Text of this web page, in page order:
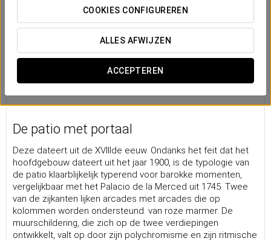
COOKIES CONFIGUREREN
ALLES AFWIJZEN
ACCEPTEREN
De patio met portaal
Deze dateert uit de XVIIIde eeuw. Ondanks het feit dat het
hoofdgebouw dateert uit het jaar 1900, is de typologie van
de patio klaarblijkelijk typerend voor barokke momenten,
vergelijkbaar met het Palacio de la Merced uit 1745. Twee
van de zijkanten lijken arcades met arcades die op
kolommen worden ondersteund. van roze marmer. De
muurschildering, die zich op de twee verdiepingen
ontwikkelt, valt op door zijn polychromisme en zijn ritmische